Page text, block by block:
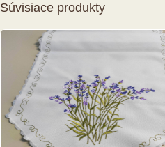
Súvisiace produkty